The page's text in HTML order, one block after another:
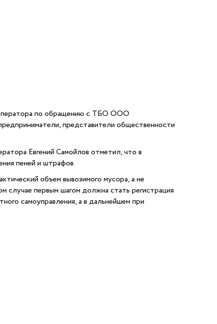
оператора по обращению с ТБО ООО
представители общественности
Евгений Самойлов отметил, что в
пеней и штрафов.
объем вывозимого мусора, а не
случае первым шагом должна стать регистрация
самоуправления, а в дальнейшем при